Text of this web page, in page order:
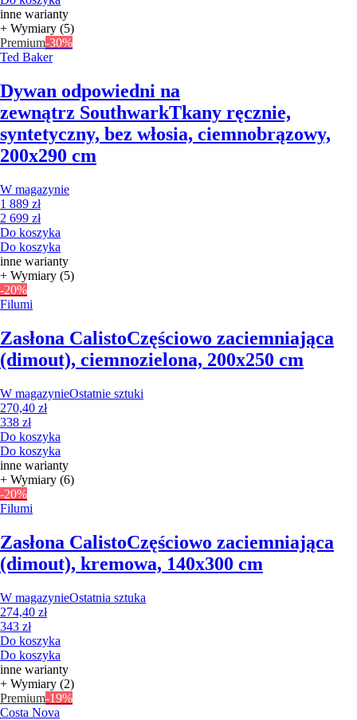
inne warianty
+ Wymiary (5)
Premium-30%
Ted Baker
Dywan odpowiedni na
zewnątrz SouthwarkTkany ręcznie,
syntetyczny, bez włosia, ciemnobrązowy,
200x290 cm
W magazynie
1 889 zł
2 699 zł
Do koszyka
Do koszyka
inne warianty
+ Wymiary (5)
-20%
Filumi
Zasłona CalistoCzęściowo zaciemniająca
(dimout), ciemnozielona, 200x250 cm
W magazynieOstatnie sztuki
270,40 zł
338 zł
Do koszyka
Do koszyka
inne warianty
+ Wymiary (6)
-20%
Filumi
Zasłona CalistoCzęściowo zaciemniająca
(dimout), kremowa, 140x300 cm
W magazynieOstatnia sztuka
274,40 zł
343 zł
Do koszyka
Do koszyka
inne warianty
+ Wymiary (2)
Premium-19%
Costa Nova